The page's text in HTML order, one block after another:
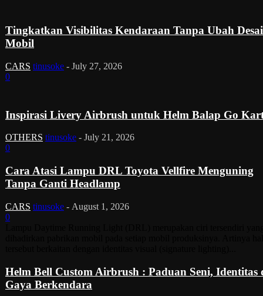
Tingkatkan Visibilitas Kendaraan Tanpa Ubah
Mobil
CARS tinusoke - July 27, 2026
0
Inspirasi Livery Airbrush untuk Helm Balap Go
OTHERS tinusoke - July 21, 2026
0
Cara Atasi Lampu DRL Toyota Vellfire Menguning
Tanpa Ganti Headlamp
CARS tinusoke - August 1, 2026
0
Helm Bell Custom Airbrush : Paduan Seni, Identitas
Gaya Berkendara